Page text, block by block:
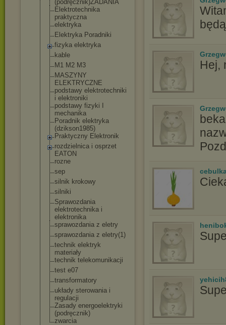
(podręcznik)ZADANIA
Elektrotechnika
praktyczna
elektryka
Elektryka Poradniki
fizyka elektryka
kable
M1 M2 M3
MASZYNY
ELEKTRYCZNE
podstawy elektrotechniki
i elektroniki
podstawy fizyki I
mechanika
Poradnik elektryka
(dzikson1985)
Praktyczny Elektronik
rozdzielnica i osprzet
EATON
rozne
sep
silnik krokowy
silniki
Sprawozdania
elektrotechnika i
elektronika
sprawozdania z eletry
sprawozdania z eletry(1)
technik elektryk
materiały
technik telekomunikacji
test e07
transformatory
układy sterowania i
regulacji
Zasady energoelektryki
(podręcznik)
zwarcia
Hej,